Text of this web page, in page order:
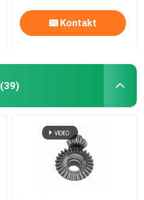
Kontakt
(39)